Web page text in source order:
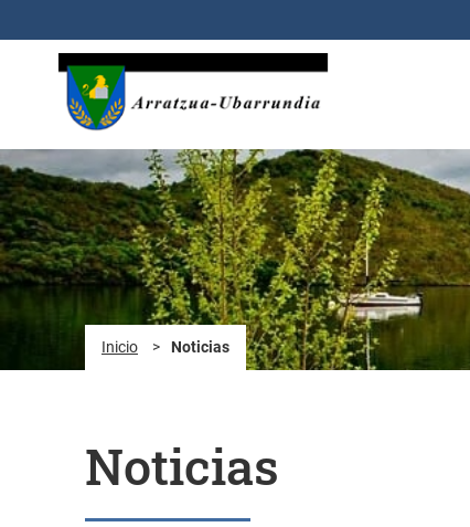
Inicio > Noticias
Noticias